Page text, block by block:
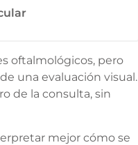
oftalmológicos, pero
una evaluación visual.
de la consulta, sin
mejor cómo se